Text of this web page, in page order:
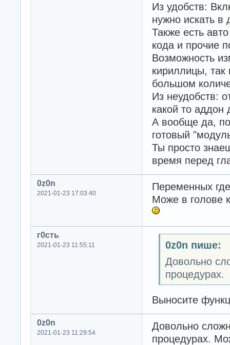
Из удобств:
нужно искать в
Также есть
кода и прочие
Возможность
кириллицы, так
большом
Из неудобств:
какой то аддон
А вообще да,
готовый
Ты просто
время перед
0z0n
2021-01-23 17:03:40
Переменных
Може в голове
г0сть
2021-01-23 11:55:11
0z0n пише:
Довольно
процедурах.
Выносите
0z0n
2021-01-23 11:29:54
Довольно
процедурах.